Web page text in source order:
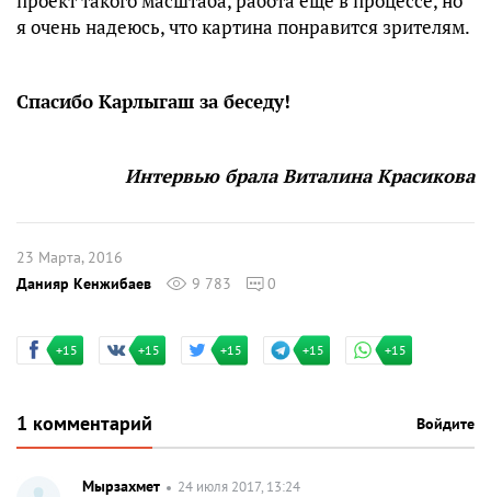
я очень надеюсь, что картина понравится зрителям.
Спасибо Карлыгаш за беседу!
Интервью брала Виталина Красикова
23 Марта, 2016
Данияр Кенжибаев
9 783 0
+15 +15 +15 +15 +15
1 комментарий Войдите
Мырзахмет 24 июля 2017, 13:24